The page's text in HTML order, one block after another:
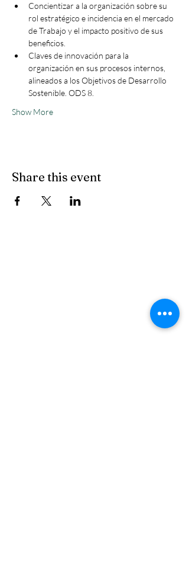
Concientizar a la organización sobre su
rol estratégico e incidencia en el mercado
de Trabajo y el impacto positivo de sus
beneficios.
Claves de innovación para la
organización en sus procesos internos,
alineados a los Objetivos de Desarrollo
Sostenible. ODS 8.
Show More
Share this event